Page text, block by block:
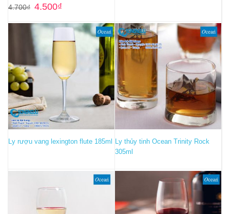
4.700₫ Giá
gốc
4.700₫.
4.500₫
là:
4.500₫.
Ly rượu vang lexington flute 185ml
Ly thủy tinh Ocean Trinity Rock
305ml